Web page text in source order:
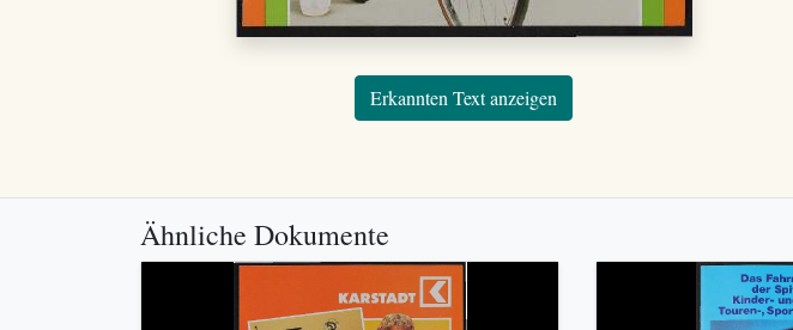
Erkannten Text anzeigen
Ähnliche Dokumente